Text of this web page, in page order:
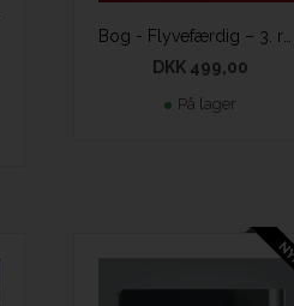
DKK 499,00
På lager